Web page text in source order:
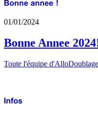
01/01/2024
Bonne Annee
Toute l'équipe